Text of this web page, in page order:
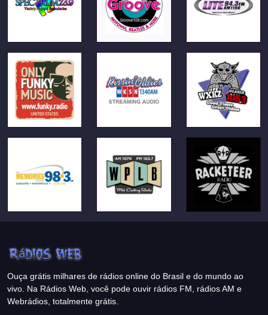
Ouça grátis milhares de rádios online do Brasil e do mundo ao
vivo. Na Rádios Web, você pode ouvir rádios FM, rádios AM e
Webrádios, totalmente grátis.